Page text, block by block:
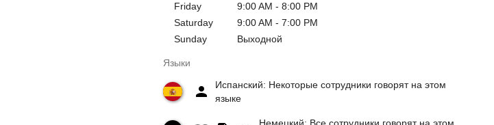
Friday
9:00 AM - 8:00 PM
Saturday
9:00 AM - 7:00 PM
Sunday
Выходной
Языки
Испанский: Некоторые сотрудники говорят на этом
языке